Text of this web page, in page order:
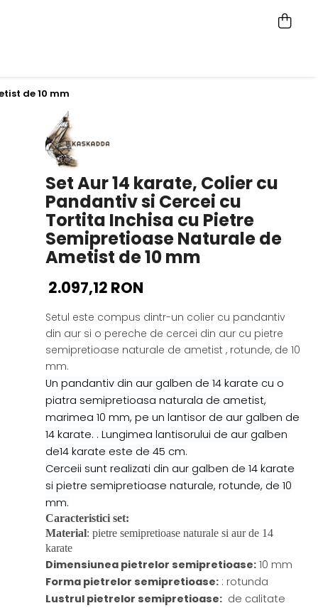
de 10 mm
Set Aur 14 karate, Colier cu
Pandantiv si Cercei cu
Tortita Inchisa cu Pietre
Semipretioase Naturale de
Ametist de 10 mm
2.097,12 RON
Setul este compus dintr-un colier cu pandantiv
din aur si o pereche de cercei din aur cu pietre
semipretioase naturale de ametist , rotunde, de 10
mm.
Un pandantiv din aur galben de 14 karate cu o
piatra semipretioasa naturala de ametist,
marimea 10 mm, pe un lantisor de aur galben de
14 karate. . Lungimea lantisorului de aur galben
de14 karate este de 45 cm.
Cerceii sunt realizati din aur galben de 14 karate
si pietre semipretioase naturale, rotunde, de 10
mm.
Caracteristici set:
Material: pietre semipretioase naturale si aur de 14
karate
Dimensiunea pietrelor semipretioase: 10 mm
Forma pietrelor semipretioase: : rotunda
Lustrul pietrelor semipretioase: de calitate